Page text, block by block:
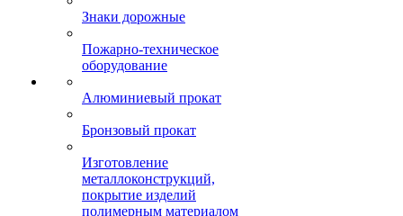
Знаки дорожные
Пожарно-техническое
оборудование
Алюминиевый прокат
Бронзовый прокат
Изготовление
металлоконструкций,
покрытие изделий
полимерным материалом